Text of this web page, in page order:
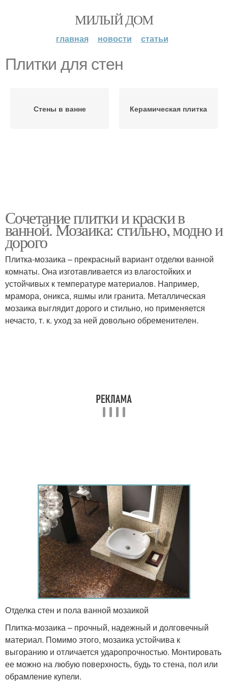
МИЛЫЙ ДОМ
главная новости статьи
Плитки для стен
Стены в ванне Керамическая плитка
Сочетание плитки и краски в
ванной. Мозаика: стильно, модно и
дорого
Плитка-мозаика – прекрасный вариант отделки ванной
комнаты. Она изготавливается из влагостойких и
устойчивых к температуре материалов. Например,
мрамора, оникса, яшмы или гранита. Металлическая
мозаика выглядит дорого и стильно, но применяется
нечасто, т. к. уход за ней довольно обременителен.
Отделка стен и пола ванной мозаикой
Плитка-мозаика – прочный, надежный и долговечный
материал. Помимо этого, мозаика устойчива к
выгоранию и отличается ударопрочностью. Монтировать
ее можно на любую поверхность, будь то стена, пол или
обрамление купели.